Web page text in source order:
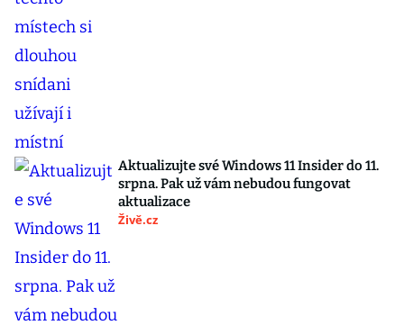
Aktualizujte své Windows 11 Insider do 11.
srpna. Pak už vám nebudou fungovat
aktualizace
Živě.cz